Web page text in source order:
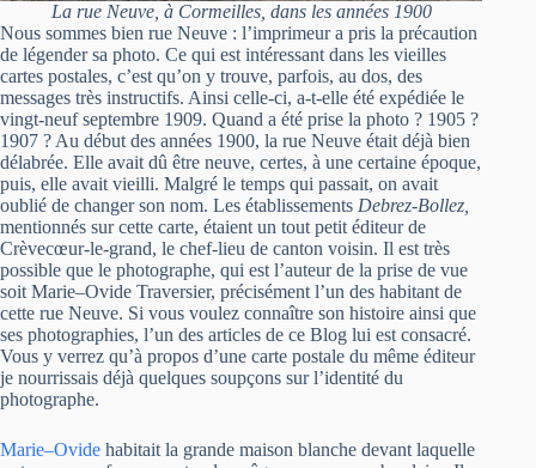
La rue Neuve, à Cormeilles, dans les années 1900
Nous sommes bien rue Neuve : l’imprimeur a pris la précaution
de légender sa photo. Ce qui est intéressant dans les vieilles
cartes postales, c’est qu’on y trouve, parfois, au dos, des
messages très instructifs. Ainsi celle-ci, a-t-elle été expédiée le
vingt-neuf septembre 1909. Quand a été prise la photo ? 1905 ?
1907 ? Au début des années 1900, la rue Neuve était déjà bien
délabrée. Elle avait dû être neuve, certes, à une certaine époque,
puis, elle avait vieilli. Malgré le temps qui passait, on avait
oublié de changer son nom. Les établissements Debrez-Bollez,
mentionnés sur cette carte, étaient un tout petit éditeur de
Crèvecœur-le-grand, le chef-lieu de canton voisin. Il est très
possible que le photographe, qui est l’auteur de la prise de vue
soit Marie–Ovide Traversier, précisément l’un des habitant de
cette rue Neuve. Si vous voulez connaître son histoire ainsi que
ses photographies, l’un des articles de ce Blog lui est consacré.
Vous y verrez qu’à propos d’une carte postale du même éditeur
je nourrissais déjà quelques soupçons sur l’identité du
photographe.
Marie–Ovide habitait la grande maison blanche devant laquelle